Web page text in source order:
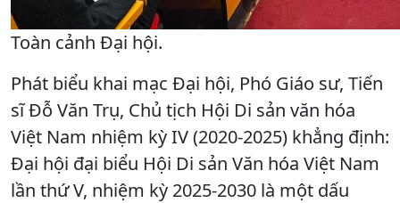
Toàn cảnh Đại hội.
Phát biểu khai mạc Đại hội, Phó Giáo sư, Tiến
sĩ Đỗ Văn Trụ, Chủ tịch Hội Di sản văn hóa
Việt Nam nhiệm kỳ IV (2020-2025) khẳng định:
Đại hội đại biểu Hội Di sản Văn hóa Việt Nam
lần thứ V, nhiệm kỳ 2025-2030 là một dấu